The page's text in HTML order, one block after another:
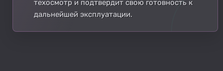
техосмотр и подтвердит свою готовность к
дальнейшей эксплуатации.